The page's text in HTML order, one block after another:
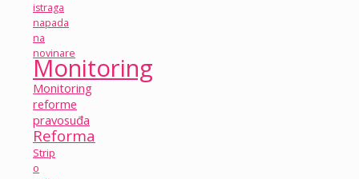
istraga
napada
na
novinare
Monitoring
Monitoring
reforme
pravosuđa
Reforma
Strip
o